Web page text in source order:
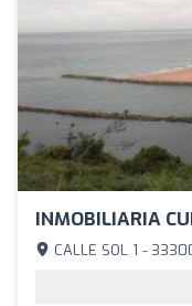
INMOBILIARIA
CALLE SOL 1 -